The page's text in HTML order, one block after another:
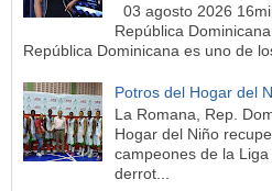
03 agosto 2026
República
República Dominicana es uno de
Potros del Hogar del
La Romana, Rep.
Hogar del Niño
campeones de la
derrot...